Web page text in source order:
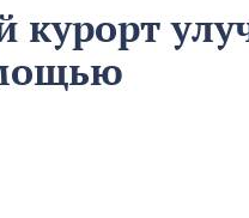
курорт